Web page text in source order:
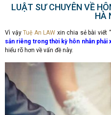
LUẬT SƯ CHUYÊN VỀ
HÀ
Vì vậyTuệ An LAW xin chia sẻ bài viết “
sản riêng trong thời kỳ hôn nhân phải
hiểu rõ hơn về vấn đề này.